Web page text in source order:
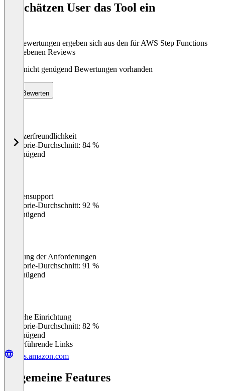
So schätzen User das Tool ein
Die Bewertungen ergeben sich aus den für AWS Step Functions
abgegebenen Reviews
Noch nicht genügend Bewertungen vorhanden
Bewerten
%
Benutzerfreundlichkeit
Kategorie-Durchschnitt: 84 %
Ungenügend
Kundensupport
Kategorie-Durchschnitt: 92 %
Ungenügend
Erfüllung der Anforderungen
Kategorie-Durchschnitt: 91 %
Ungenügend
Einfache Einrichtung
Kategorie-Durchschnitt: 82 %
Ungenügend
Weiterführende Links
aws.amazon.com
Allgemeine Features